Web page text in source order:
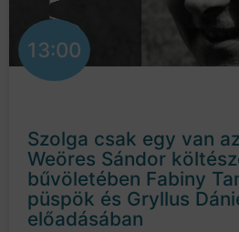
13:00
Szolga csak egy van
Weöres Sándor
bűvöletében Fabiny
püspök és Gryllus
előadásában